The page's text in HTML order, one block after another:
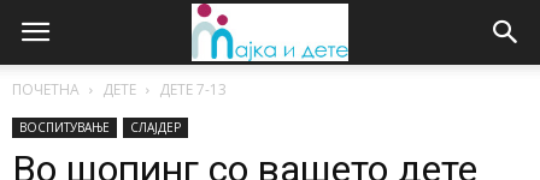
ПОЧЕТНА ДЕТЕ ДЕTE 7-13
ВОСПИТУВАЊЕ СЛАЈДЕР
Во шопинг со вашето дете